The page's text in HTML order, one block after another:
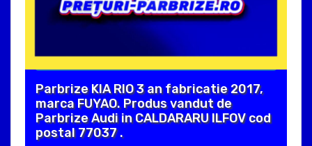
Parbrize KIA RIO 3 an fabricatie 2017,
marca FUYAO. Produs vandut de
Parbrize Audi in CALDARARU ILFOV cod
postal 77037 .